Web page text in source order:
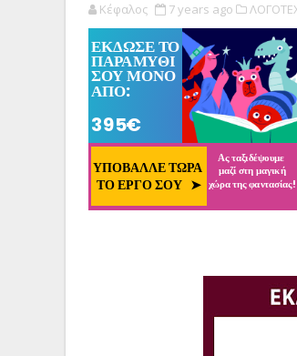
Κέφαλος 7 years ago